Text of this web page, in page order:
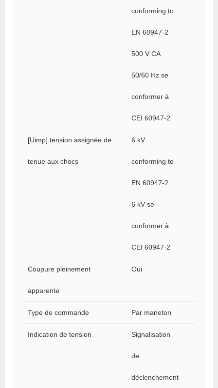
conforming to
EN 60947-2
500 V CA
50/60 Hz se
conformer à
CEI 60947-2
[Uimp] tension assignée de
tenue aux chocs
6 kV
conforming to
EN 60947-2
6 kV se
conformer à
CEI 60947-2
Coupure pleinement
apparente
Oui
Type de commande Par maneton
Indication de tension Signalisation
de
déclenchement